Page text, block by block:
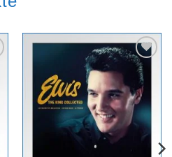
Zur
Wunschliste
hinzufügen